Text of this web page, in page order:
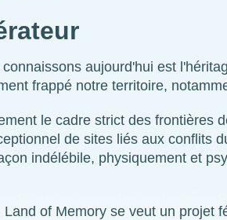
aujourd'hui est
frappé notre territoire,
le cadre strict des frontières
de sites liés aux conflits
indélébile, physiquement et
of Memory se veut un projet